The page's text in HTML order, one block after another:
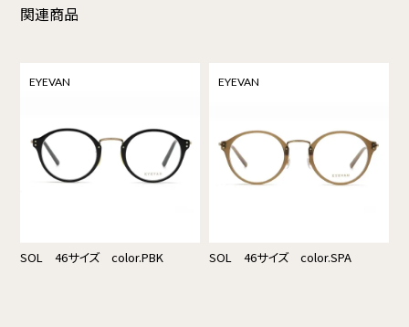
関連商品
EYEVAN
SOL 46サイズ color.PBK
EYEVAN
SOL 46サイズ color.SPA